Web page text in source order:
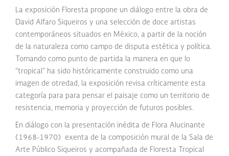
La exposición Floresta propone un diálogo entre la obra de
David Alfaro Siqueiros y una selección de doce artistas
contemporáneos situados en México, a partir de la noción
de la naturaleza como campo de disputa estética y política.
Tomando como punto de partida la manera en que lo
“tropical” ha sido históricamente construido como una
imagen de otredad, la exposición revisa críticamente esta
categoría para para pensar el paisaje como un territorio de
resistencia, memoria y proyección de futuros posibles.
En diálogo con la presentación inédita de Flora Alucinante
(1968-1970) exenta de la composición mural de la Sala de
Arte Público Siqueiros y acompañada de Floresta Tropical